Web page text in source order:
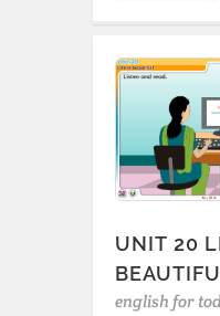
UNIT 20
english for